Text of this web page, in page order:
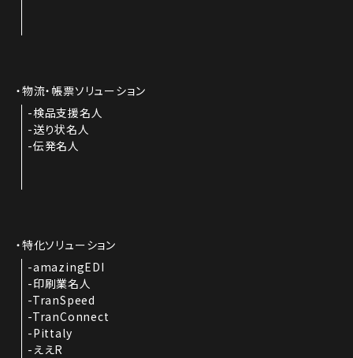
物流・帳票ソリューション
検品支援名人
送り状名人
伝発名人
特化ソリューション
amazingEDI
印刷業名人
TranSpeed
TranConnect
Pittaly
ええR